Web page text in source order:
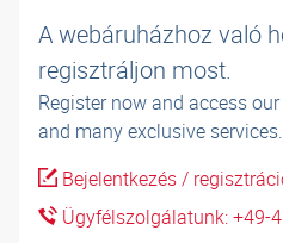
A webáruházhoz való
regisztráljon most.
Register now and access
and many exclusive services.
Bejelentkezés /
Ügyfélszolgálatunk: +49-